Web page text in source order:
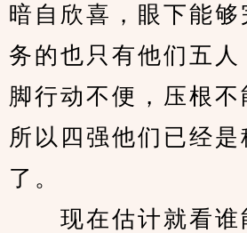
暗自欣喜，眼下能够
务的也只有他们五人
脚行动不便，压根不
所以四强他们已经是
了。
现在估计就看谁